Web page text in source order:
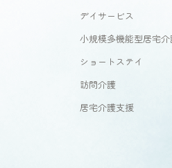
デイサービス
小規模多機能型居宅
ショートステイ
訪問介護
居宅介護支援